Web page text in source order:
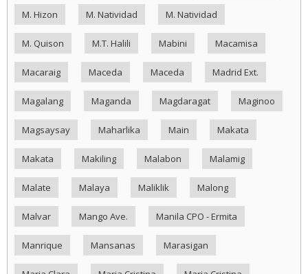
M. Hizon M. Natividad M. Natividad
M. Quison M.T. Halili Mabini Macamisa
Macaraig Maceda Maceda Madrid Ext.
Magalang Maganda Magdaragat Maginoo
Magsaysay Maharlika Main Makata
Makata Makiling Malabon Malamig
Malate Malaya Maliklik Malong
Malvar Mango Ave. Manila CPO - Ermita
Manrique Mansanas Marasigan